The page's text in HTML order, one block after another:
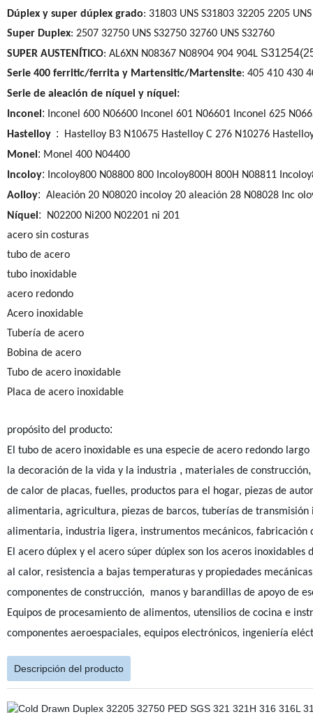
Dúplex ysuper dúplex grado: 31803 UNS S31803 32205 2205
Super Duplex: 2507 32750 UNS S32750 32760 UNS S32760
SUPER AUSTENÍTICO: AL6XN N08367 N08904 904 904L
Serie 400 ferritic/ferrita y Martensitic/Martensite: 405 410 430
Serie de aleación de níquel y níquel:
Inconel : Inconel 600 N06600 Inconel 601 N06601 Inconel 625
Hastelloy :
Hastelloy B3 N10675 Hastelloy C 276 N10276
Monel : Monel 400 N04400
Incoloy: Incoloy800 N08800 800 Incoloy800H 800H N08811
Aolloy: Aleación 20 N08020 incoloy 20 aleación 28 N08028 Inc
Níquel :
N02200 Ni200 N02201 ni 201
acero sin costuras
tubo de acero
tubo inoxidable
acero redondo
Acero inoxidable
Tubería de acero
Bobina de acero
Tubo de acero inoxidable
Placa de acero inoxidable
propósito del producto:
El tubo de acero inoxidable es una especie de acero redondo largo
la decoración de la vida y la industria , materiales de construcción,
de calor de placas, fuelles, productos para el hogar, piezas de
alimentaria, agricultura, piezas de barcos, tuberías de
alimentaria, industria ligera, instrumentos mecánicos, fabricación
El acero dúplex y el acero súper dúplex son los aceros inoxidables
al calor, resistencia a bajas temperaturas y propiedades
componentes de construcción,
manos y barandillas de apoyo de
Equipos de procesamiento de alimentos, utensilios de cocina e
componentes aeroespaciales, equipos electrónicos, ingeniería
Descripción del producto